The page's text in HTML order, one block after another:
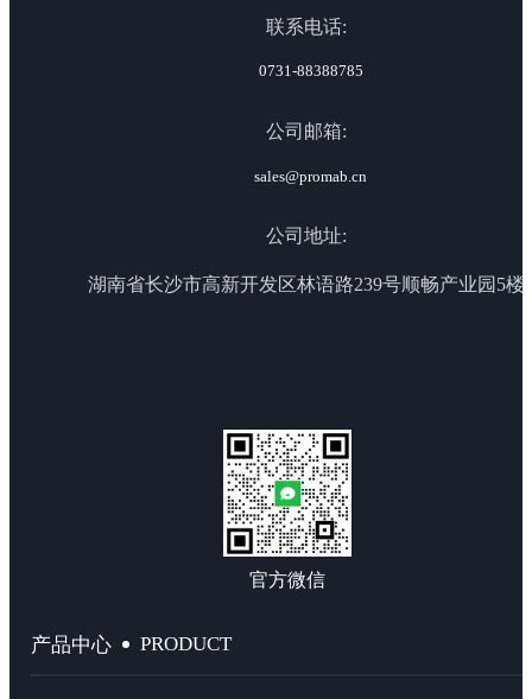
联系电话:
0731-88388785
公司邮箱:
sales@promab.cn
公司地址:
湖南省长沙市高新开发区林语路239号顺畅产业园5楼
官方微信
产品中心 PRODUCT